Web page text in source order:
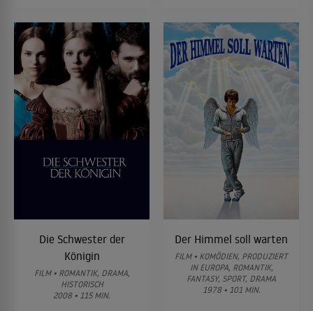
Die Schwester der
Königin
FILM • ROMANTIK, DRAMA,
HISTORISCH
2008 • 115 MIN.
Der Himmel soll warten
FILM • KOMÖDIEN, PRODUZIERT
IN EUROPA, ROMANTIK,
FANTASY, SPORT, DRAMA
1978 • 101 MIN.